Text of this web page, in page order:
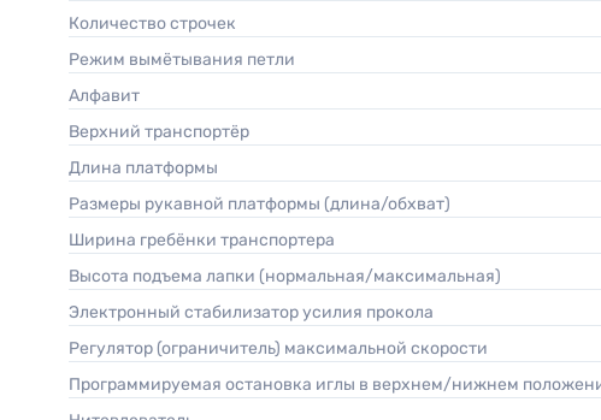
Количество строчек
Режим вымётывания петли
Алфавит
Верхний транспортёр
Длина платформы
Размеры рукавной платформы (длина/обхват)
Ширина гребёнки транспортера
Высота подъема лапки (нормальная/максимальная)
Электронный стабилизатор усилия прокола
Регулятор (ограничитель) максимальной скорости
Программируемая остановка иглы в верхнем/нижнем